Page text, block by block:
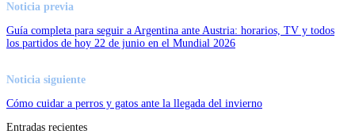
Noticia previa
Guía completa para seguir a Argentina ante Austria: horarios, TV y todos
los partidos de hoy 22 de junio en el Mundial 2026
Noticia siguiente
Cómo cuidar a perros y gatos ante la llegada del invierno
Entradas recientes